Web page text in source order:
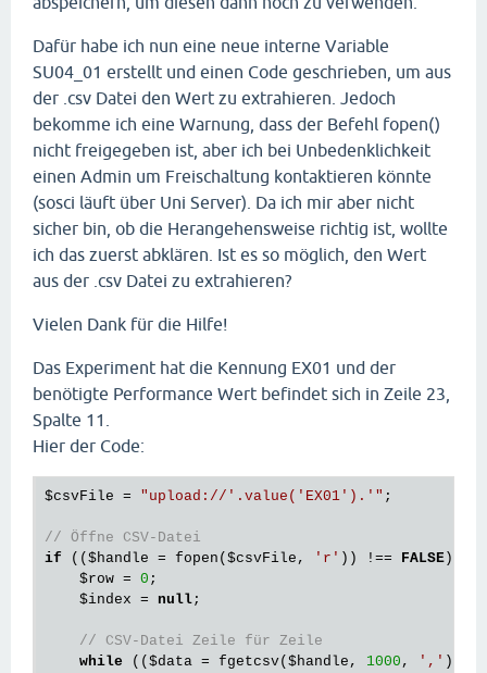
Dafür habe ich nun eine neue interne Variable
SU04_01 erstellt und einen Code geschrieben, um aus
der .csv Datei den Wert zu extrahieren. Jedoch
bekomme ich eine Warnung, dass der Befehl fopen()
nicht freigegeben ist, aber ich bei Unbedenklichkeit
einen Admin um Freischaltung kontaktieren könnte
(sosci läuft über Uni Server). Da ich mir aber nicht
sicher bin, ob die Herangehensweise richtig ist, wollte
ich das zuerst abklären. Ist es so möglich, den Wert
aus der .csv Datei zu extrahieren?
Vielen Dank für die Hilfe!
Das Experiment hat die Kennung EX01 und der
benötigte Performance Wert befindet sich in Zeile 23,
Spalte 11.
Hier der Code:
$csvFile = "upload://'.value('EX01').'" ;
// Öffne CSV-Datei
if (( $handle = fopen( $csvFile , 'r' )) !== FALSE ) {
$row = 0 ;
$index = null;
// CSV-Datei Zeile für Zeile
while (( $data = fgetcsv( $handle , 1000 , ',' ))